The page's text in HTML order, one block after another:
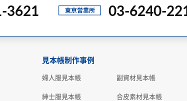
3621 03-6240-
見本帳制作事例
婦人服見本帳
紳士服見本帳
副資材見本帳
合皮素材見本帳